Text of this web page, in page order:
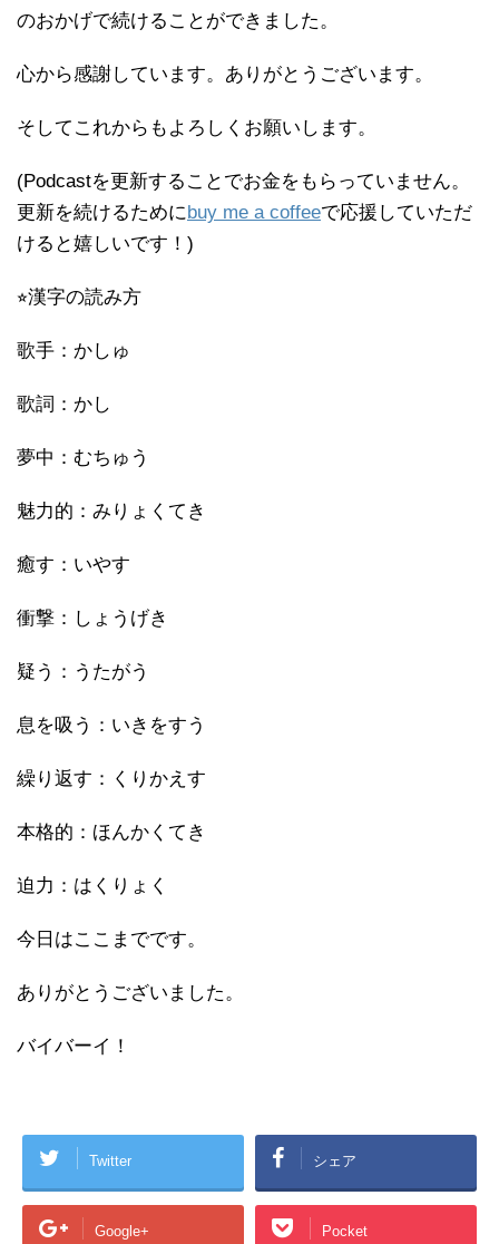
のおかげで続けることができました。
心から感謝しています。ありがとうございます。
そしてこれからもよろしくお願いします。
(Podcastを更新することでお金をもらっていません。
更新を続けるためにbuy me a coffeeで応援していただ
けると嬉しいです！)
⭐︎漢字の読み方
歌手：かしゅ
歌詞：かし
夢中：むちゅう
魅力的：みりょくてき
癒す：いやす
衝撃：しょうげき
疑う：うたがう
息を吸う：いきをすう
繰り返す：くりかえす
本格的：ほんかくてき
迫力：はくりょく
今日はここまでです。
ありがとうございました。
バイバーイ！
Twitter シェア
Google+ Pocket